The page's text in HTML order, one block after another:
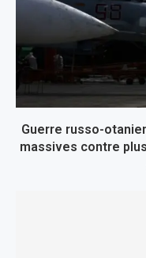
Guerre russo-
massives contre